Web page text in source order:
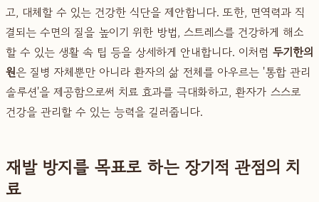
고, 대체할 수 있는 건강한 식단을 제안합니다. 또한, 면역력과 직
결되는 수면의 질을 높이기 위한 방법, 스트레스를 건강하게 해소
할 수 있는 생활 속 팁 등을 상세하게 안내합니다. 이처럼 두기한의
원은 질병 자체뿐만 아니라 환자의 삶 전체를 아우르는 '통합 관리
솔루션'을 제공함으로써 치료 효과를 극대화하고, 환자가 스스로
건강을 관리할 수 있는 능력을 길러줍니다.
재발 방지를 목표로 하는 장기적 관점의 치
료